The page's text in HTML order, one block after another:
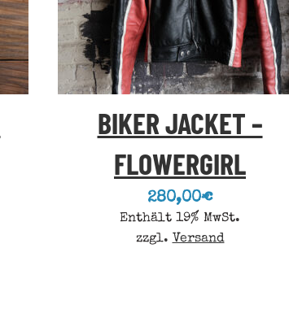
BIKER JACKET –
FLOWERGIRL
280,00€
Enthält 19% MwSt.
zzgl. Versand